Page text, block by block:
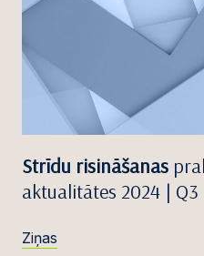
Strīdu risināšanas
aktualitātes 2024 | Q3
Ziņas